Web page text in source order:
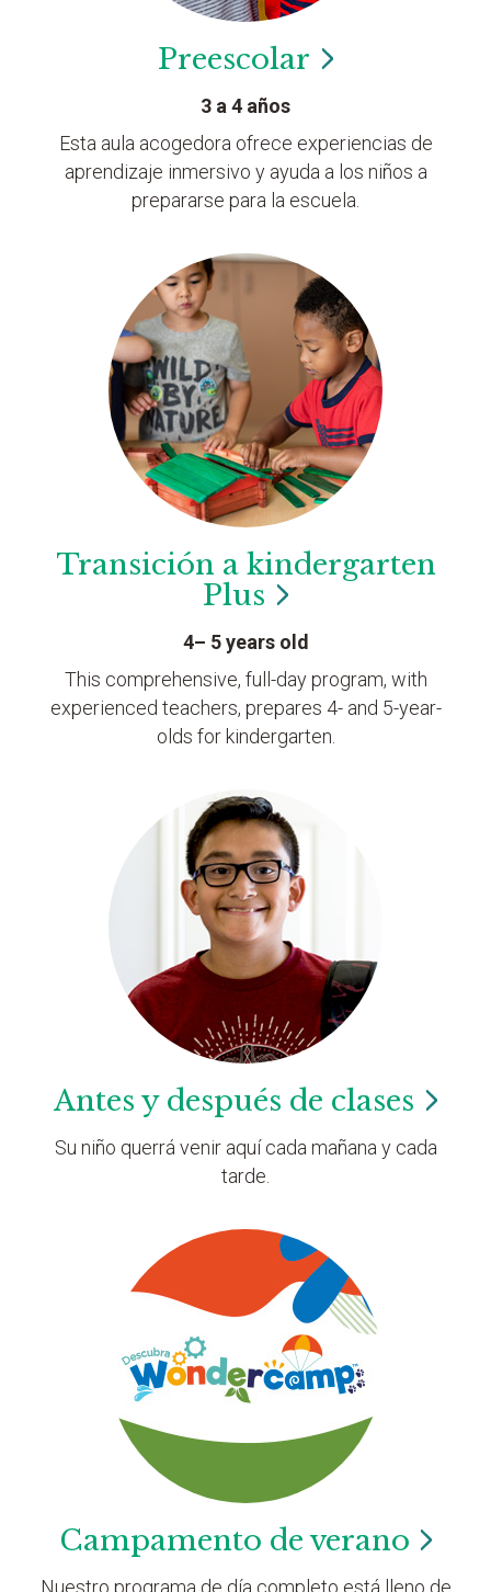
Preescolar
3 a 4 años
Esta aula acogedora ofrece experiencias de
aprendizaje inmersivo y ayuda a los niños a
prepararse para la escuela.
Transición a kindergarten
Plus
4– 5 years old
This comprehensive, full-day program, with
experienced teachers, prepares 4- and 5-year-
olds for kindergarten.
Antes y después de clases
Su niño querrá venir aquí cada mañana y cada
tarde.
Campamento deverano
Nuestro programa de día completo está lleno de